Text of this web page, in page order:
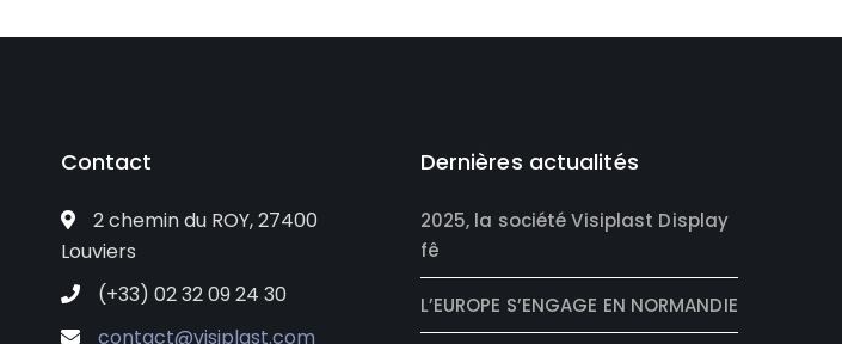
Contact
2 chemin du ROY, 27400
Louviers
(+33) 02 32 09 24 30
contact@visiplast.com
Dernières actualités
2025, la société Visiplast Display
fê
L’EUROPE S’ENGAGE EN NORMANDIE